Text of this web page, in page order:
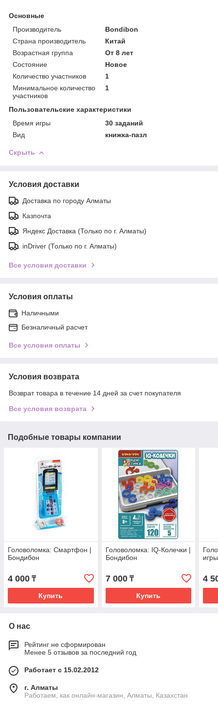
Основные
Производитель
Bondibon
Страна производитель
Китай
Возрастная группа
От 8 лет
Состояние
Новое
Количество участников
1
Минимальное количество
участников
1
Пользовательские характеристики
Время игры
30 заданий
Вид
книжка-пазл
Скрыть
Условия доставки
Доставка по городу Алматы
Казпочта
Яндекс Доставка (Только по г. Алматы)
inDriver (Только по г. Алматы)
Все условия доставки
Условия оплаты
Наличными
Безналичный расчет
Все условия оплаты
Условия возврата
Возврат товара в течение 14 дней за счет покупателя
Все условия возврата
Подобные товары компании
Головоломка: Смартфон |
Бондибон
4 000 ₸
Купить
Головоломка: IQ-Колечки |
Бондибон
7 000₸
Купить
4
О нас
Рейтинг не сформирован
Менее 5 отзывов за последний год
Работает с 15.02.2012
г. Алматы
Работаем, как онлайн-магазин, Алматы, Казахстан